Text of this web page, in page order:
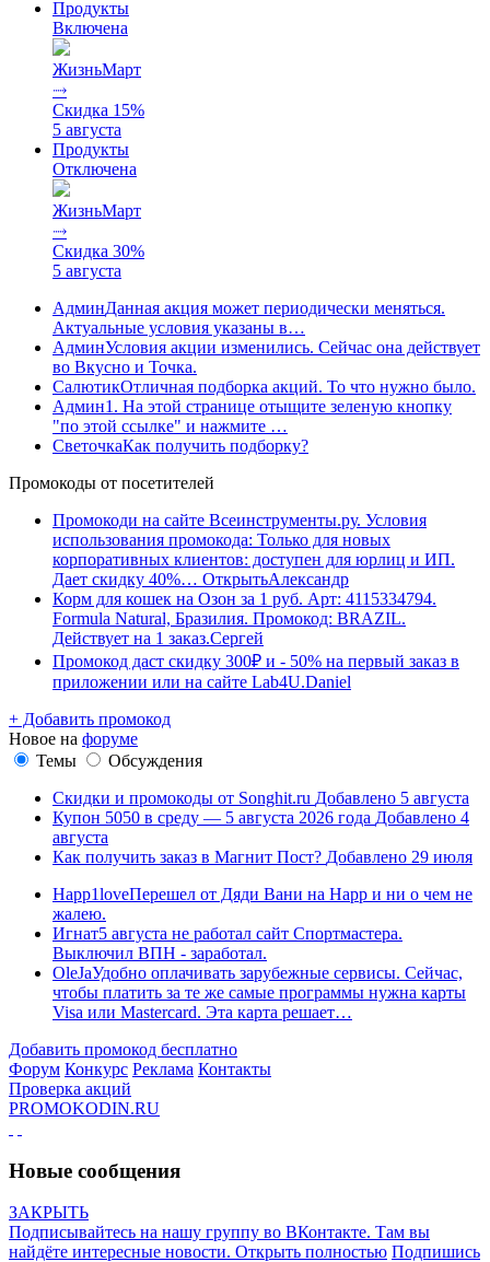
Продукты
Включена
ЖизньМарт
⤑
Скидка 15%
5 августа
Продукты
Отключена
ЖизньМарт
⤑
Скидка 30%
5 августа
АдминДанная акция может периодически меняться.
Актуальные условия указаны в…
АдминУсловия акции изменились. Сейчас она действует
во Вкусно и Точка.
СалютикОтличная подборка акций. То что нужно было.
Админ1. На этой странице отыщите зеленую кнопку
"по этой ссылке" и нажмите …
СветочкаКак получить подборку?
Промокоды от посетителей
Промокоди на сайте Всеинструменты.ру. Условия
использования промокода: Только для новых
корпоративных клиентов: доступен для юрлиц и ИП.
Дает скидку 40%… ОткрытьАлександр
Корм для кошек на Озон за 1 руб. Арт: 4115334794.
Formula Natural, Бразилия. Промокод: BRAZIL.
Действует на 1 заказ.Сергей
Промокод даст скидку 300₽ и - 50% на первый заказ в
приложении или на сайте Lab4U.Daniel
+ Добавить промокод
Новое на форуме
Темы
Обсуждения
Скидки и промокоды от Songhit.ru Добавлено 5 августа
Купон 5050 в среду — 5 августа 2026 года Добавлено 4
августа
Как получить заказ в Магнит Пост? Добавлено 29 июля
Happ1loveПерешел от Дяди Вани на Happ и ни о чем не
жалею.
Игнат5 августа не работал сайт Спортмастера.
Выключил ВПН - заработал.
OleJaУдобно оплачивать зарубежные сервисы. Сейчас,
чтобы платить за те же самые программы нужна карты
Visa или Mastercard. Эта карта решает…
Добавить промокод бесплатно
Форум Конкурс Реклама Контакты
Проверка акций
PROMOKODIN.RU
Новые сообщения
ЗАКРЫТЬ
Подписывайтесь на нашу группу во ВКонтакте. Там вы
найдёте интересные новости. Открыть полностью Подпишись